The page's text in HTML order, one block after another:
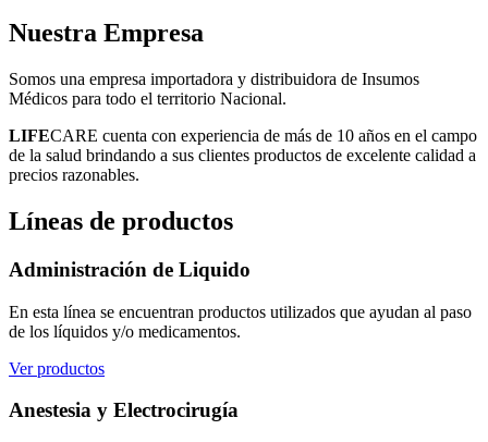
Nuestra Empresa
Somos una empresa importadora y distribuidora de Insumos
Médicos para todo el territorio Nacional.
LIFECARE cuenta con experiencia de más de 10 años en el campo
de la salud brindando a sus clientes productos de excelente calidad a
precios razonables.
Líneas de productos
Administración de Liquido
En esta línea se encuentran productos utilizados que ayudan al paso
de los líquidos y/o medicamentos.
Ver productos
Anestesia y Electrocirugía